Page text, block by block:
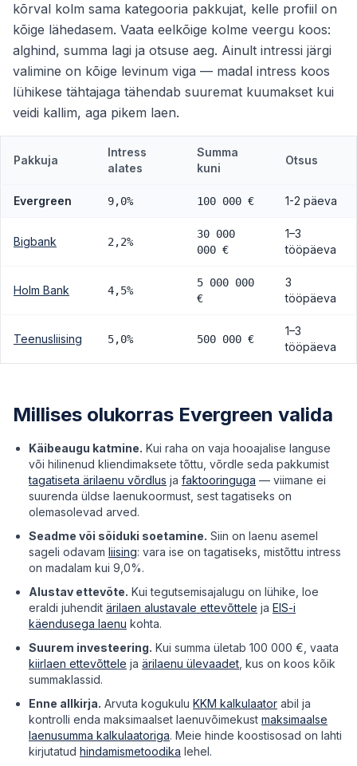
kõrval kolm sama kategooria pakkujat, kelle profiil on
kõige lähedasem. Vaata eelkõige kolme veergu koos:
alghind, summa lagi ja otsuse aeg. Ainult intressi järgi
valimine on kõige levinum viga — madal intress koos
lühikese tähtajaga tähendab suuremat kuumakset kui
veidi kallim, aga pikem laen.
Pakkuja
Intress
alates
Summa
kuni
Otsus
Evergreen 9,0% 100 000 € 1-2 päeva
Bigbank 2,2%
30 000
000 €
1–3
tööpäeva
Holm Bank 4,5%
5 000 000
€
3
tööpäeva
Teenusliising 5,0% 500 000 €
1–3
tööpäeva
Millises olukorras Evergreen valida
Käibeaugu katmine. Kui raha on vaja hooajalise languse
või hilinenud kliendimaksete tõttu, võrdle seda pakkumist
tagatiseta ärilaenu võrdlus ja faktooringuga — viimane ei
suurenda üldse laenukoormust, sest tagatiseks on
olemasolevad arved.
Seadme või sõiduki soetamine. Siin on laenu asemel
sageli odavam liising: vara ise on tagatiseks, mistõttu intress
on madalam kui 9,0%.
Alustav ettevõte. Kui tegutsemisajalugu on lühike, loe
eraldi juhendit ärilaen alustavale ettevõttele ja EIS-i
käendusega laenu kohta.
Suurem investeering. Kui summa ületab 100 000 €, vaata
kiirlaen ettevõttele ja ärilaenu ülevaadet , kus on koos kõik
summaklassid.
Enne allkirja. Arvuta kogukulu KKM kalkulaator abil ja
kontrolli enda maksimaalset laenuvõimekust maksimaalse
laenusumma kalkulaatoriga. Meie hinde koostisosad on lahti
kirjutatud hindamismetoodika lehel.